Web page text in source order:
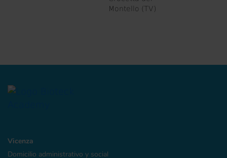
Montello (TV)
Vicenza
Domicilio administrativo y social